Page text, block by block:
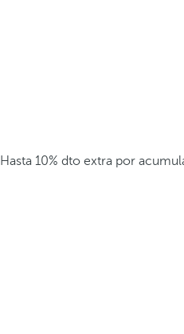
Hasta 10% dto extra por